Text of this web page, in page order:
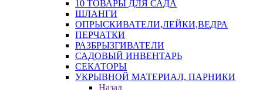
10 ТОВАРЫ ДЛЯ САДА
ШЛАНГИ
ОПРЫСКИВАТЕЛИ,ЛЕЙКИ,ВЕДРА
ПЕРЧАТКИ
РАЗБРЫЗГИВАТЕЛИ
САДОВЫЙ ИНВЕНТАРЬ
СЕКАТОРЫ
УКРЫВНОЙ МАТЕРИАЛ, ПАРНИКИ
Назад